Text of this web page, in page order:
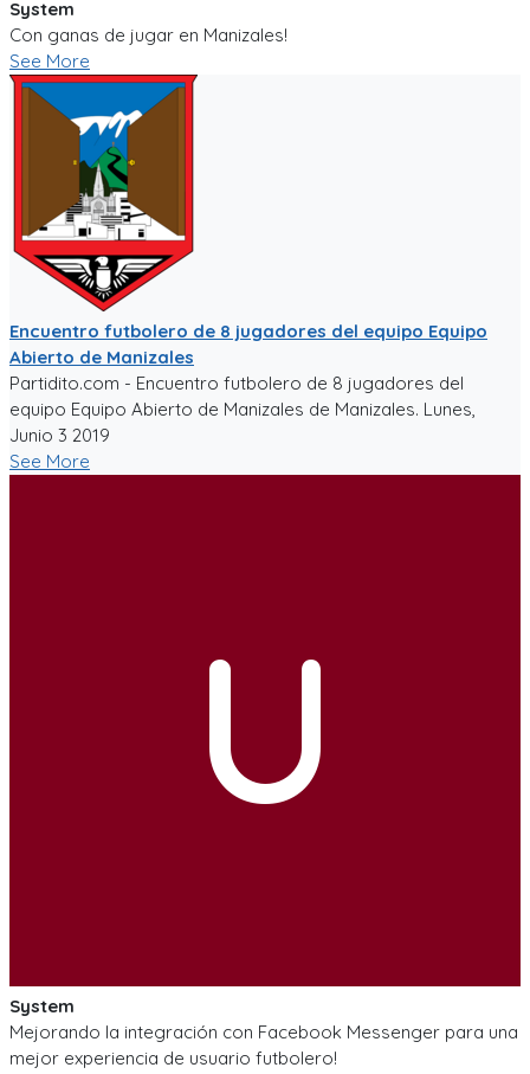
System
Con ganas de jugar en Manizales!
See More
Encuentro futbolero de 8 jugadores del equipo Equipo
Abierto de Manizales
Partidito.com - Encuentro futbolero de 8 jugadores del
equipo Equipo Abierto de Manizales de Manizales. Lunes,
Junio 3 2019
See More
U
System
Mejorando la integración con Facebook Messenger para una
mejor experiencia de usuario futbolero!